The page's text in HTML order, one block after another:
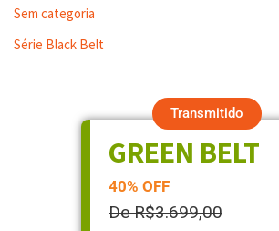
Sem categoria
Série Black Belt
Transmitido
GREEN BELT
40% OFF
De R$3.699,00